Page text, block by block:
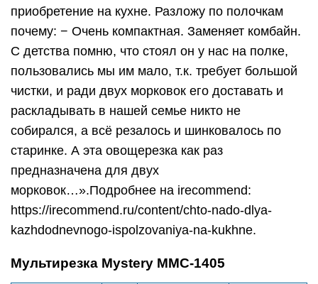
приобретение на кухне. Разложу по полочкам
почему: − Очень компактная. Заменяет комбайн.
С детства помню, что стоял он у нас на полке,
пользовались мы им мало, т.к. требует большой
чистки, и ради двух морковок его доставать и
раскладывать в нашей семье никто не
собирался, а всё резалось и шинковалось по
старинке. А эта овощерезка как раз
предназначена для двух
морковок…».Подробнее на irecommend:
https://irecommend.ru/content/chto-nado-dlya-
kazhdodnevnogo-ispolzovaniya-na-kukhne.
Мультирезка Mystery MMC-1405